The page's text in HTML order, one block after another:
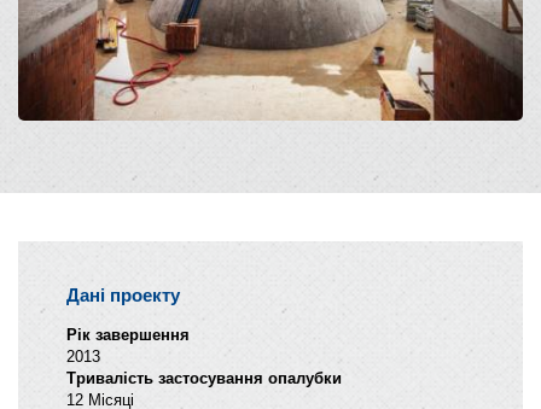
Дані проекту
Рік завершення
2013
Тривалість застосування опалубки
12 Місяці